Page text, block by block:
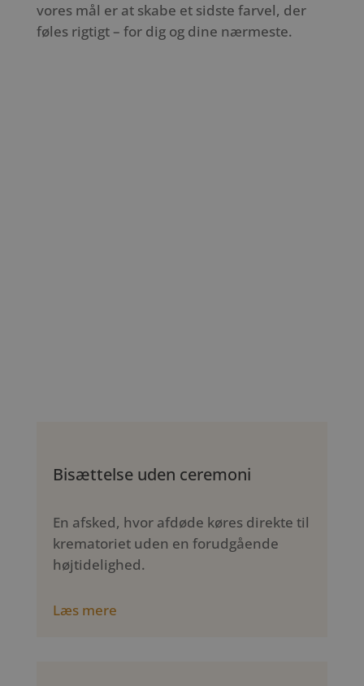
vores mål er at skabe et sidste farvel, der
føles rigtigt – for dig og dine nærmeste.
Bisættelse uden ceremoni
En afsked, hvor afdøde køres direkte til
krematoriet uden en forudgående
højtidelighed.
Læs mere